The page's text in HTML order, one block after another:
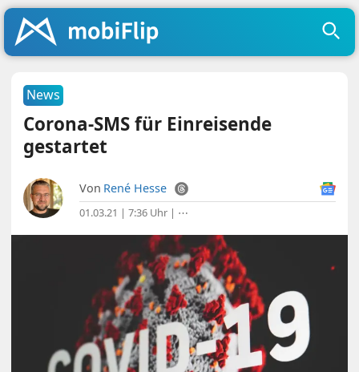
News
Corona-SMS für Einreisende
gestartet
Von René Hesse
01.03.21 | 7:36 Uhr | ⋯